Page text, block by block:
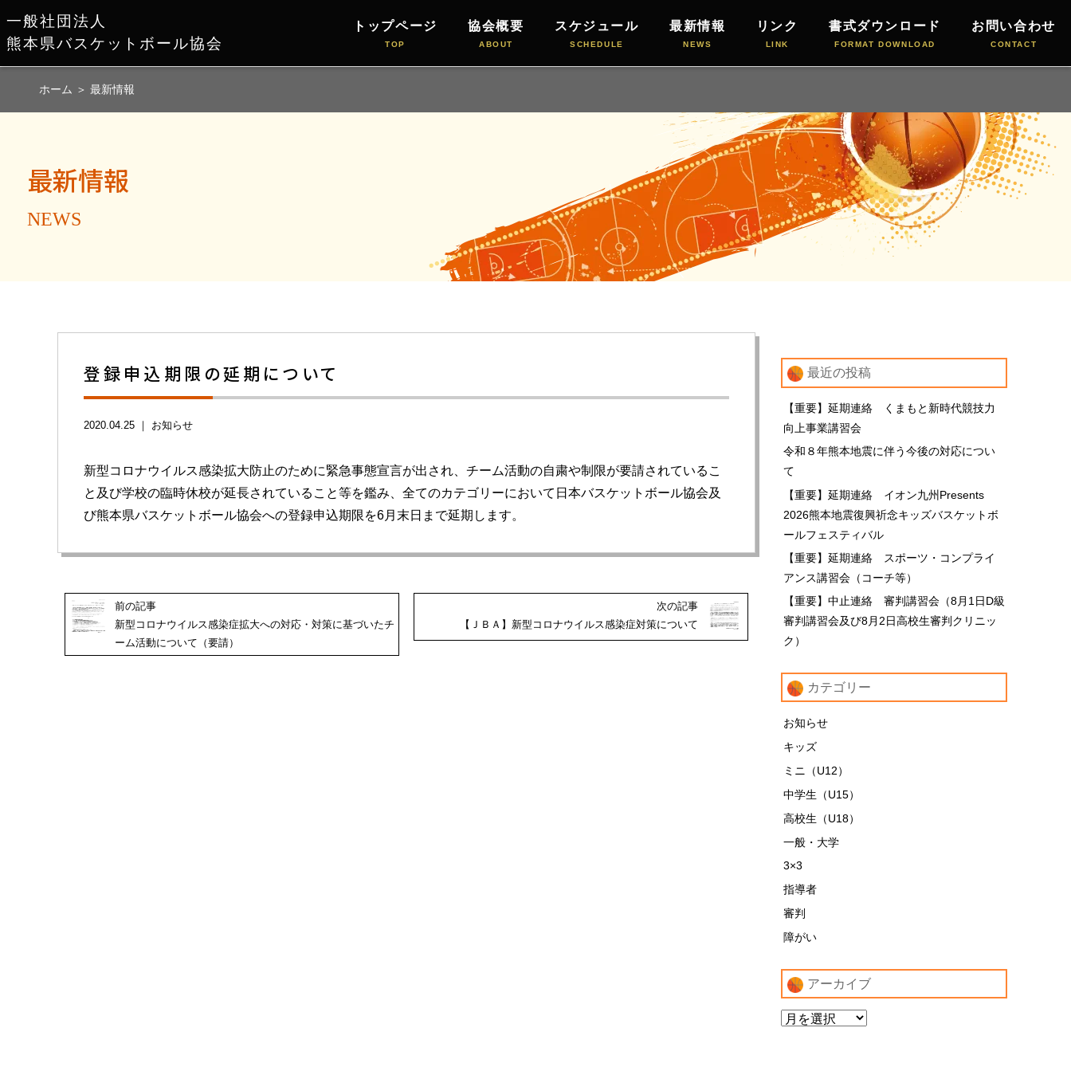
一般社団法人
熊本県バスケットボール協会
トップページ
TOP
協会概要
ABOUT
スケジュール
SCHEDULE
最新情報
NEWS
リンク
LINK
書式ダウンロード
FORMAT DOWNLOAD
お問い合わせ
CONTACT
ホーム ＞ 最新情報
最新情報
NEWS
登録申込期限の延期について
2020.04.25 ｜ お知らせ
新型コロナウイルス感染拡大防止のために緊急事態宣言が出され、チーム活動の自粛や制限が要請されているこ
と及び学校の臨時休校が延長されていること等を鑑み、全てのカテゴリーにおいて日本バスケットボール協会及
び熊本県バスケットボール協会への登録申込期限を6月末日まで延期します。
前の記事
新型コロナウイルス感染症拡大への対応・対策に基づいたチ
ーム活動について（要請）
次の記事
【ＪＢＡ】新型コロナウイルス感染症対策について
最近の投稿
【重要】延期連絡 くまもと新時代競技力
向上事業講習会
令和８年熊本地震に伴う今後の対応につい
て
【重要】延期連絡 イオン九州Presents
2026熊本地震復興祈念キッズバスケットボ
ールフェスティバル
【重要】延期連絡 スポーツ・コンプライ
アンス講習会（コーチ等）
【重要】中止連絡 審判講習会（8月1日D級
審判講習会及び8月2日高校生審判クリニッ
ク）
カテゴリー
お知らせ
キッズ
ミニ（U12）
中学生（U15）
高校生（U18）
一般・大学
3×3
指導者
審判
障がい
アーカイブ